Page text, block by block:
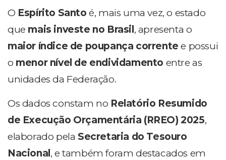
O Espírito Santo é, mais uma vez, o estado
que mais investe no Brasil , apresenta o
maior índice de poupança corrente e possui
o menor nível de endividamento entre as
unidades da Federação.
Os dados constam no Relatório Resumido
de Execução Orçamentária (RREO) 2025,
elaborado pela Secretaria do Tesouro
Nacional , e também foram destacados em